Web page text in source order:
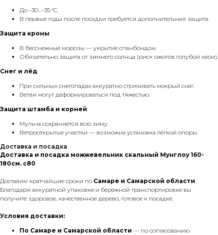
До –30…–35 °C.
В первые годы после посадки требуется дополнительная защита.
Защита кроны
В бесснежные морозы — укрытие спанбондом.
Обязательно защита от зимнего солнца (риск ожогов голубой хвои).
Снег и лёд
При сильных снегопадах аккуратно стряхивать мокрый снег.
Ветви могут деформироваться под тяжестью.
Защита штамба и корней
Мульча сохраняется всю зиму.
Ветрооткрытые участки — возможна установка лёгкой опоры.
Доставка и посадка
Доставка и посадка можжевельник скальный Мунглоу 160-
180см. с80
Доставим кратчайшие сроки по Самаре и Самарской области.
Благодаря аккуратной упаковке и бережной транспортировке вы
получите здоровое, качественное дерево, готовое к посадке.
Условия доставки:
По Самаре и Самарской области — по согласованию